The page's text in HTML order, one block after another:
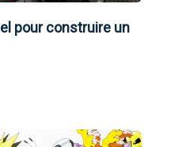
pour construire un